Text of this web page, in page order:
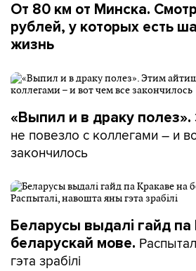
От 80 км от Минска.
рублей, у которых есть
жизнь
«Выпил и в драку полез».
не повезло с коллегами – и
закончилось
Беларусы выдалі гайд па
беларускай мове.
гэта зрабілі